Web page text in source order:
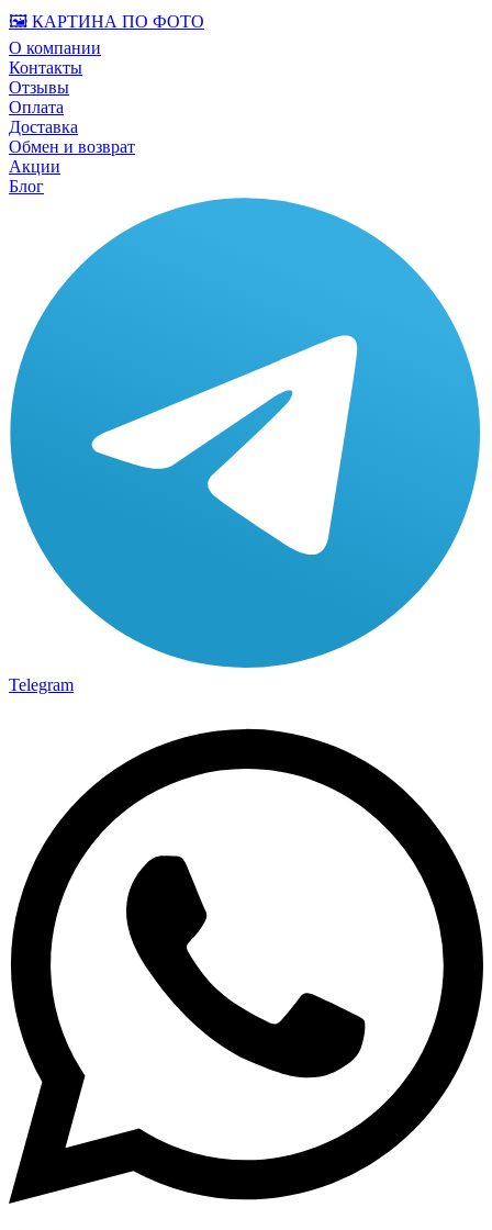
🖼️ КАРТИНА ПО ФОТО
О компании
Контакты
Отзывы
Оплата
Доставка
Обмен и возврат
Акции
Блог
Telegram